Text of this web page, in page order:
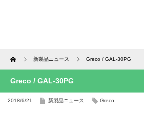
Home 新製品ニュース Greco / GAL-30PG
Greco / GAL-30PG
2018/6/21 新製品ニュース Greco